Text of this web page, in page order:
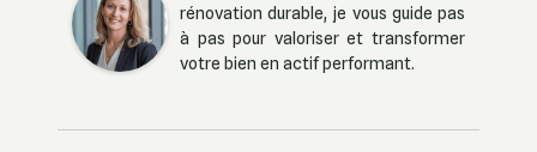
rénovation durable, je vous guide pas
à pas pour valoriser et transformer
votre bien en actif performant.